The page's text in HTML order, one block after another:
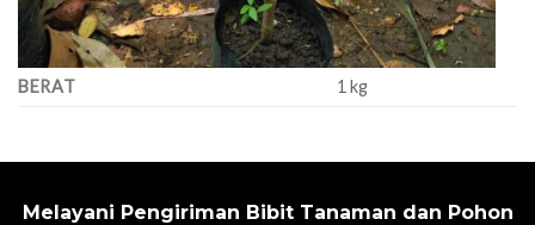
BERAT 1 kg
Melayani Pengiriman Bibit Tanaman dan Pohon